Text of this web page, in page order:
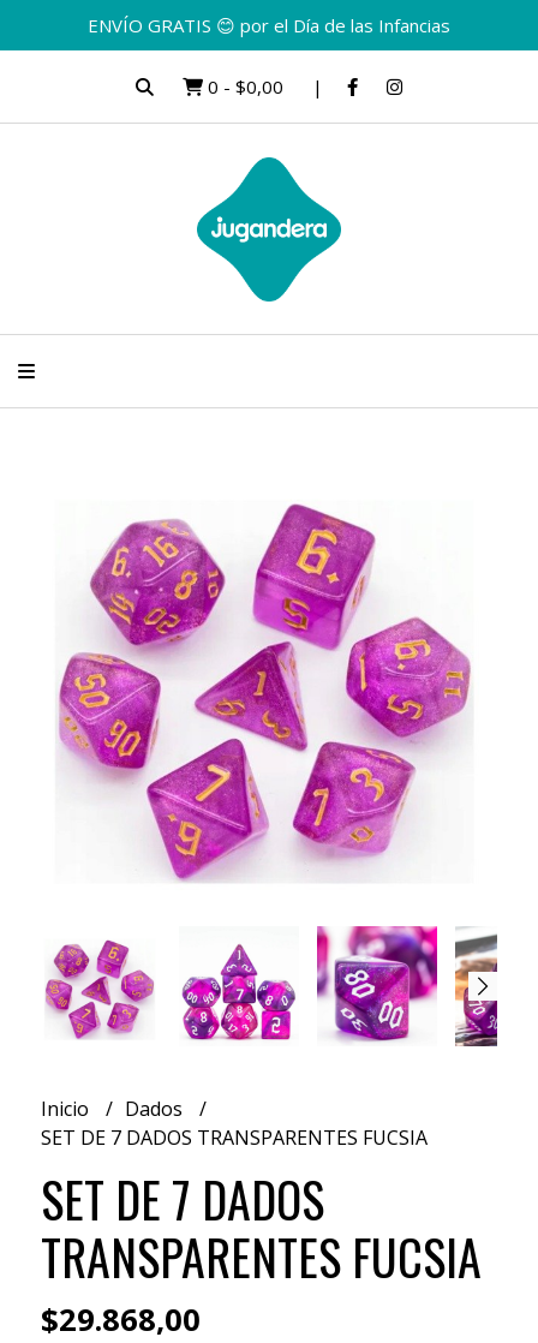
ENVÍO GRATIS 😊 por el Día de las Infancias
0 - $0,00
Inicio
Dados
SET DE 7 DADOS TRANSPARENTES FUCSIA
SET DE 7 DADOS
TRANSPARENTES FUCSIA
$29.868,00